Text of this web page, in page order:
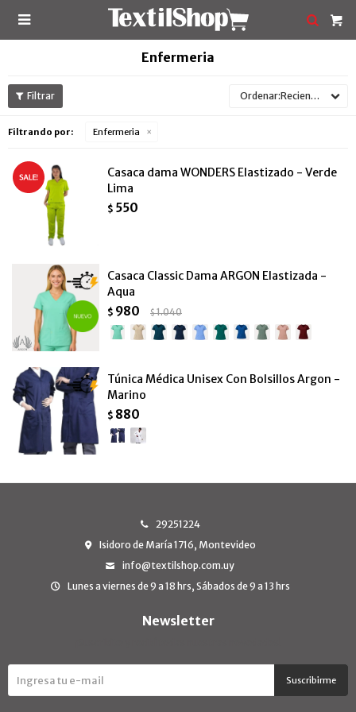

Enfermeria
Recientes
Filtrando por: Enfermeria
Casaca dama WONDERS Elastizado - Verde
Lima
$ 550
Casaca Classic Dama ARGON Elastizada -
Aqua
$ 980 $1.040
Túnica Médica Unisex Con Bolsillos Argon -
Marino
$ 880
29251224
Isidoro de María 1716, Montevideo
info@textilshop.com.uy
Lunes a viernes de 9 a 18 hrs, Sábados de 9 a 13 hrs
Newsletter
Suscribirme